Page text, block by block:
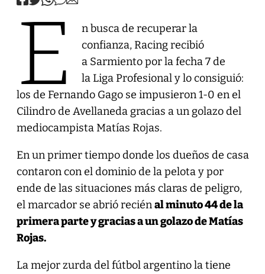
E
n busca de recuperar la
confianza, Racing recibió
a Sarmiento por la fecha 7 de
la Liga Profesional y lo consiguió:
los de Fernando Gago se impusieron 1-0 en el
Cilindro de Avellaneda gracias a un golazo del
mediocampista Matías Rojas.
En un primer tiempo donde los dueños de casa
contaron con el dominio de la pelota y por
ende de las situaciones más claras de peligro,
el marcador se abrió reciénal minuto 44 de la
primera parte y gracias a un golazo de Matías
Rojas.
La mejor zurda del fútbol argentino la tiene